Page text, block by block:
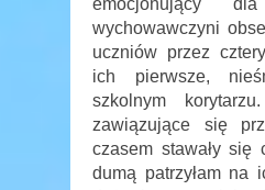
wychowawczyni
uczniów przez
ich pierwsze,
szkolnym
zawiązujące się
czasem stawały się
dumą patrzyłam